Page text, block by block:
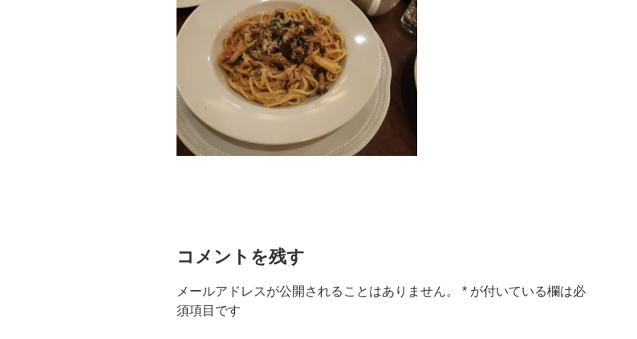
コメントを残す
メールアドレスが公開されることはありません。 * が付いている欄は必
須項目です